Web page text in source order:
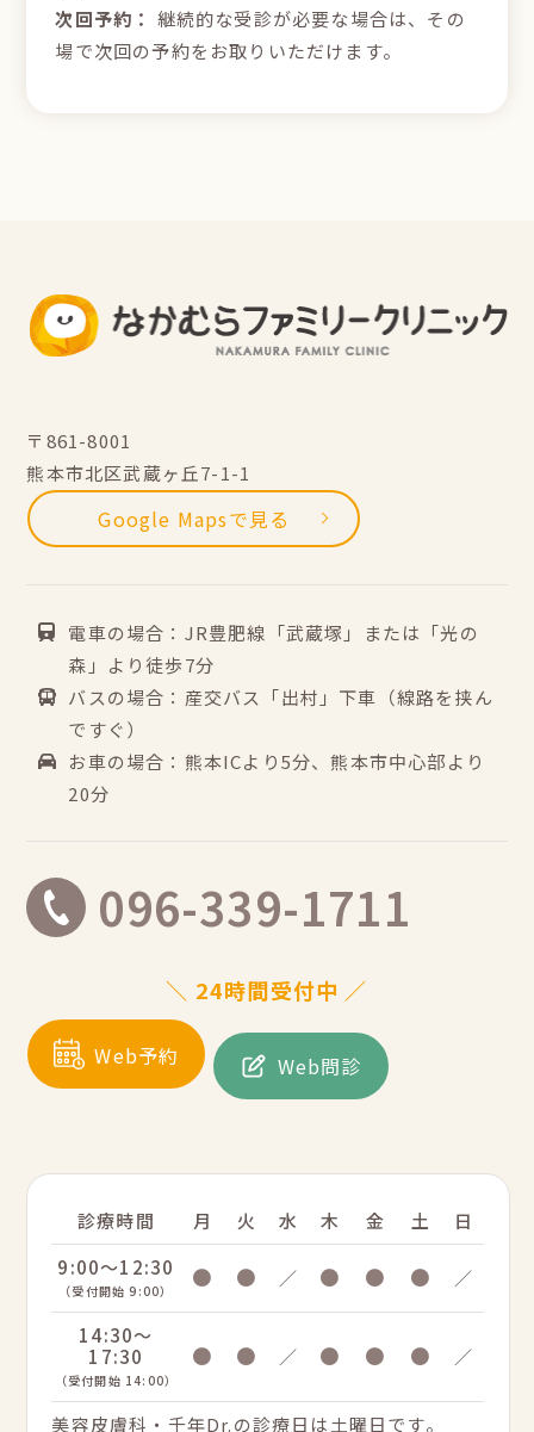
次回予約： 継続的な受診が必要な場合は、その
場で次回の予約をお取りいただけます。
〒861-8001
熊本市北区武蔵ヶ丘7-1-1
Google Mapsで見る
電車の場合：JR豊肥線「武蔵塚」または「光の
森」より徒歩7分
バスの場合：産交バス「出村」下車（線路を挟ん
ですぐ）
お車の場合：熊本ICより5分、熊本市中心部より
20分
096-339-1711
＼ 24時間受付中 ／
Web予約 Web問診
診療時間 月 火 水 木 金 土
日
9:00～12:30
（受付開始 9:00） ● ● ／ ● ● ● ／
14:30～
17:30
（受付開始 14:00）
● ● ／ ● ● ● ／
美容皮膚科・千年Dr.の診療日は土曜日です。